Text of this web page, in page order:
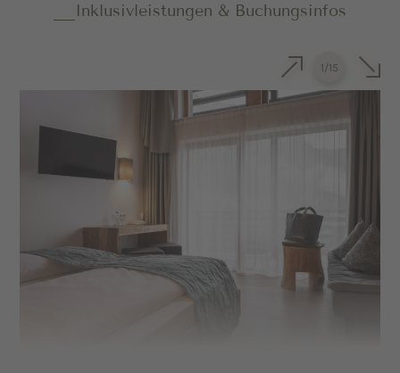
Inklusivleistungen & Buchungsinfos
1/15